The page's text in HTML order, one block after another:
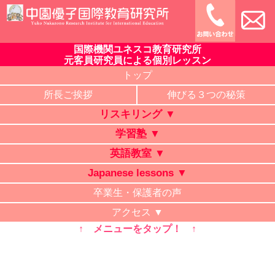
Skip
to
中園優子国際教育研究所
公式ホームページ、熊本県の山鹿・菊池・合志・植木で大評判
の英語教室・学習塾・日本語教室・タイ語教室・リスキリング
研修。中学・高校・大学受験に有利な英語を中心に「合格請負
人」と評判の講師が個別レッスン。ビジネス英語、企業研修。
オンライン授業、出張講義、家庭教師も対応。
国際機関ユネスコ教育研究所
元客員研究員による個別レッスン
トップ
所長ご挨拶
伸びる３つの秘策
リスキリング ▼
学習塾 ▼
英語教室 ▼
Japanese lessons ▼
卒業生・保護者の声
アクセス ▼
↑ メニューをタップ！ ↑